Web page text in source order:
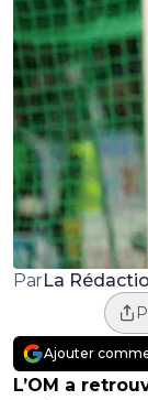
ParLa
Ajouter
L’OM a